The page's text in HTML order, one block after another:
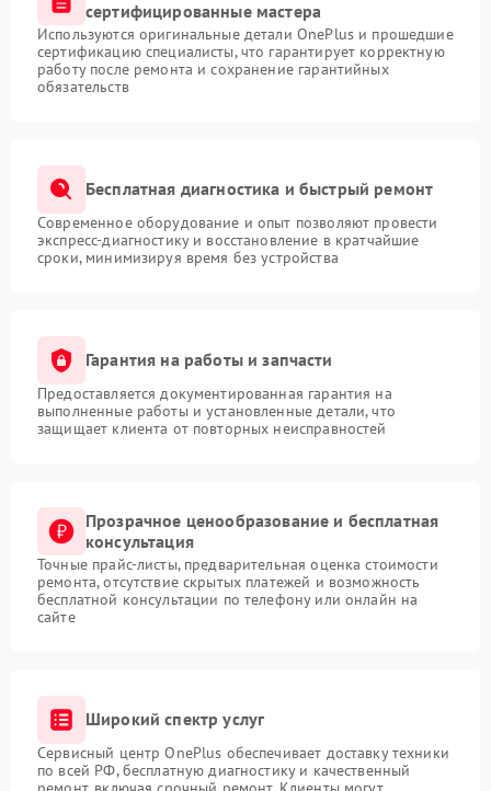
сертифицированные мастера
Используются оригинальные детали OnePlus и прошедшие
сертификацию специалисты, что гарантирует корректную
работу после ремонта и сохранение гарантийных
обязательств
Бесплатная диагностика и быстрый ремонт
Современное оборудование и опыт позволяют провести
экспресс-диагностику и восстановление в кратчайшие
сроки, минимизируя время без устройства
Гарантия на работы и запчасти
Предоставляется документированная гарантия на
выполненные работы и установленные детали, что
защищает клиента от повторных неисправностей
Прозрачное ценообразование и бесплатная
консультация
Точные прайс-листы, предварительная оценка стоимости
ремонта, отсутствие скрытых платежей и возможность
бесплатной консультации по телефону или онлайн на
сайте
Широкий спектр услуг
Сервисный центр OnePlus обеспечивает доставку техники
по всей РФ, бесплатную диагностику и качественный